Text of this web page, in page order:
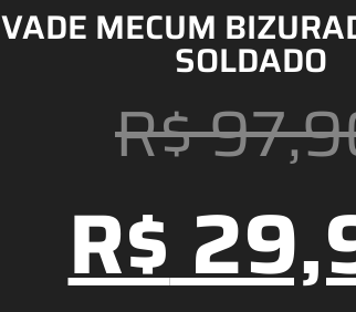
VADE MECUM
SOLDADO
R$
R$